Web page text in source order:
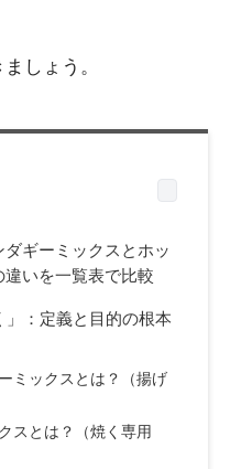
しょう。
ギーミックスとホッ
違いを一覧表で比較
」：定義と目的の根本
ミックスとは？（揚げ
スとは？（焼く専用